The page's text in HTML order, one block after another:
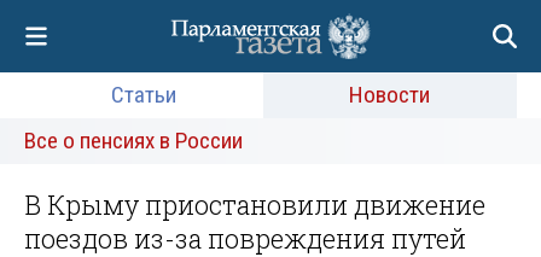
Статьи
Новости
Все о пенсиях в России
В Крыму приостановили движение
поездов из-за повреждения путей